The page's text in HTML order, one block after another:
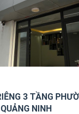
3 TẦNG
NINH